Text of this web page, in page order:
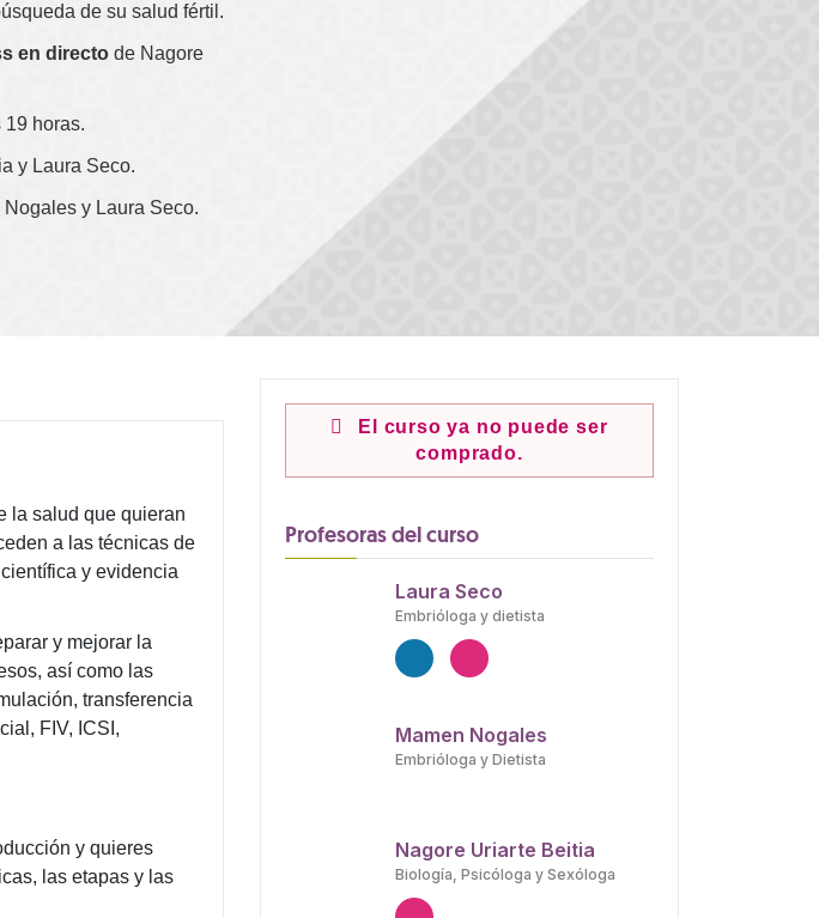
de su salud fértil.
en directo de Nagore
19 horas.
y Laura Seco.
y Laura Seco.
El curso ya no puede ser
comprado.
Profesoras del curso
Laura Seco
Embrióloga y dietista
Mamen Nogales
Embrióloga y Dietista
Nagore Uriarte Beitia
Biología, Psicóloga y Sexóloga
la salud que quieran
a las técnicas de
y evidencia
y mejorar la
así como las
transferencia
FIV, ICSI,
y quieres
las etapas y las